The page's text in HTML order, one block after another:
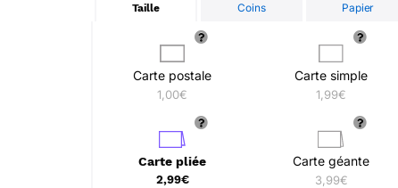
Taille Coins Papier
Carte postale
1,00€
Carte simple
1,99€
Carte pliée
2,99€
Carte géante
3,99€